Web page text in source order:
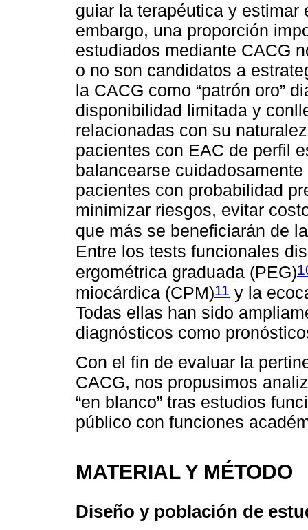
guiar la terapéutica y
embargo, una proporción
estudiados mediante CACG
o no son candidatos a
la CACG como “patrón oro”
disponibilidad limitada y
relacionadas con su
pacientes con EAC de perfil
balancearse
pacientes con probabilidad
minimizar riesgos, evitar
que más se beneficiarán de
Entre los tests funcionales
ergométrica graduada (PEG)
miocárdica (CPM)11 y la
Todas ellas han sido
diagnósticos como
Con el fin de evaluar la
CACG, nos propusimos
“en blanco” tras estudios
público con funciones
MATERIAL Y MÉTODO
Diseño y población de